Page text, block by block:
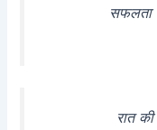
सफलता
रात